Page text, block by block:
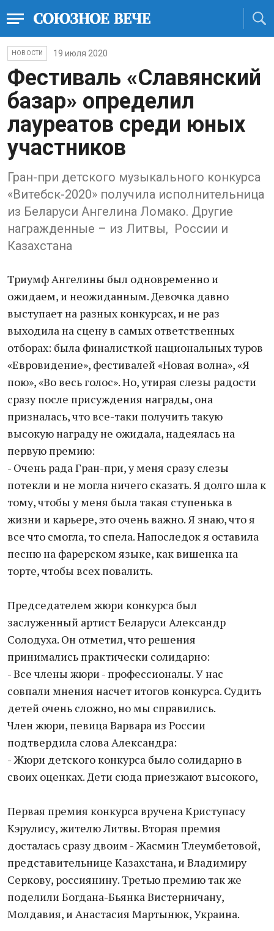
НОВОСТИ 19 июля 2020
Фестиваль «Славянский
базар» определил
лауреатов среди юных
участников
Гран-при детского музыкального конкурса
«Витебск-2020» получила исполнительница
из Беларуси Ангелина Ломако. Другие
награжденные – из Литвы, России и
Казахстана
Триумф Ангелины был одновременно и
ожидаем, и неожиданным. Девочка давно
выступает на разных конкурсах, и не раз
выходила на сцену в самых ответственных
отборах: была финалисткой национальных туров
«Евровидение», фестивалей «Новая волна», «Я
пою», «Во весь голос». Но, утирая слезы радости
сразу после присуждения награды, она
призналась, что все-таки получить такую
высокую награду не ожидала, надеялась на
первую премию:
- Очень рада Гран-при, у меня сразу слезы
потекли и не могла ничего сказать. Я долго шла к
тому, чтобы у меня была такая ступенька в
жизни и карьере, это очень важно. Я знаю, что я
все что смогла, то спела. Напоследок я оставила
песню на фарерском языке, как вишенка на
торте, чтобы всех повалить.
Председателем жюри конкурса был
заслуженный артист Беларуси Александр
Солодуха. Он отметил, что решения
принимались практически солидарно:
- Все члены жюри - профессионалы. У нас
совпали мнения насчет итогов конкурса. Судить
детей очень сложно, но мы справились.
Член жюри, певица Варвара из России
подтвердила слова Александра:
- Жюри детского конкурса было солидарно в
своих оценках. Дети сюда приезжают высокого,
Первая премия конкурса вручена Криступасу
Кэрулису, жителю Литвы. Вторая премия
досталась сразу двоим - Жасмин Тлеумбетовой,
представительнице Казахстана, и Владимиру
Серкову, россиянину. Третью премию так же
поделили Богдана-Бьянка Вистерничану,
Молдавия, и Анастасия Мартынюк, Украина.